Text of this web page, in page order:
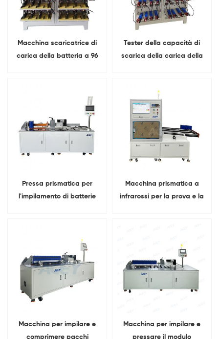
Macchina scaricatrice di
carica della batteria a 96
Tester della capacità di
scarica della carica della
Pressa prismatica per
l'impilamento di batterie
Macchina prismatica a
infrarossi per la prova e la
Macchina per impilare e
comprimere pacchi
Macchina per impilare e
pressare il modulo